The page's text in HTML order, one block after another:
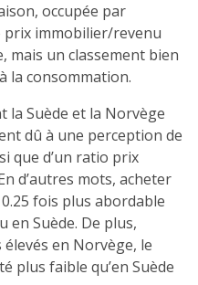
occupée par
prix immobilier/revenu
mais un classement bien
la consommation.
la Suède et la Norvège
dû à une perception de
que d’un ratio prix
d’autres mots, acheter
fois plus abordable
en Suède. De plus,
en Norvège, le
plus faible qu’en Suède